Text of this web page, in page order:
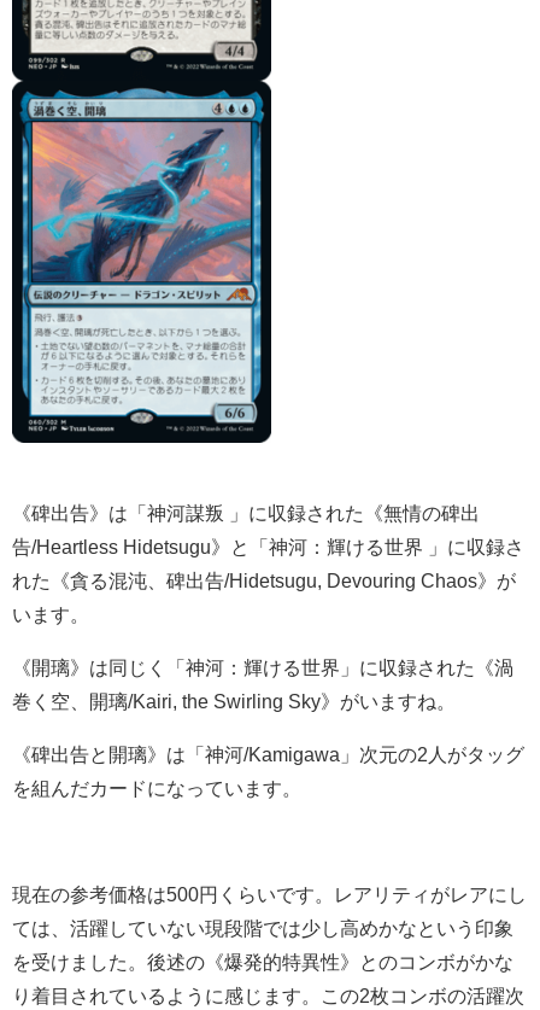
《碑出告》は「神河謀叛 」に収録された《無情の碑出
告/Heartless Hidetsugu》と「神河：輝ける世界 」に収録さ
れた《貪る混沌、碑出告/Hidetsugu, Devouring Chaos》が
います。
《開璃》は同じく「神河：輝ける世界」に収録された《渦
巻く空、開璃/Kairi, the Swirling Sky》がいますね。
《碑出告と開璃》は「神河/Kamigawa」次元の2人がタッグ
を組んだカードになっています。
現在の参考価格は500円くらいです。レアリティがレアにし
ては、活躍していない現段階では少し高めかなという印象
を受けました。後述の《爆発的特異性》とのコンボがかな
り着目されているように感じます。この2枚コンボの活躍次